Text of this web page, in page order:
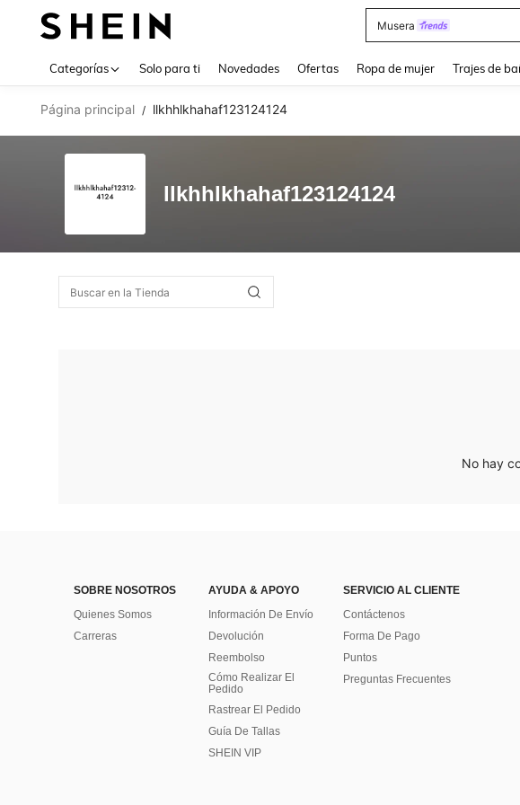
Musera
Categorías Solo para ti Novedades Ofertas Ropa de mujer Trajes de
Página principal / llkhhlkhahaf123124124
llkhhlkhahaf123124124
No hay
SOBRE NOSOTROS
Quienes Somos
Carreras
AYUDA & APOYO
Información De Envío
Devolución
Reembolso
Cómo Realizar El
Pedido
Rastrear El Pedido
Guía De Tallas
SHEIN VIP
SERVICIO AL CLIENTE
Contáctenos
Forma De Pago
Puntos
Preguntas Frecuentes